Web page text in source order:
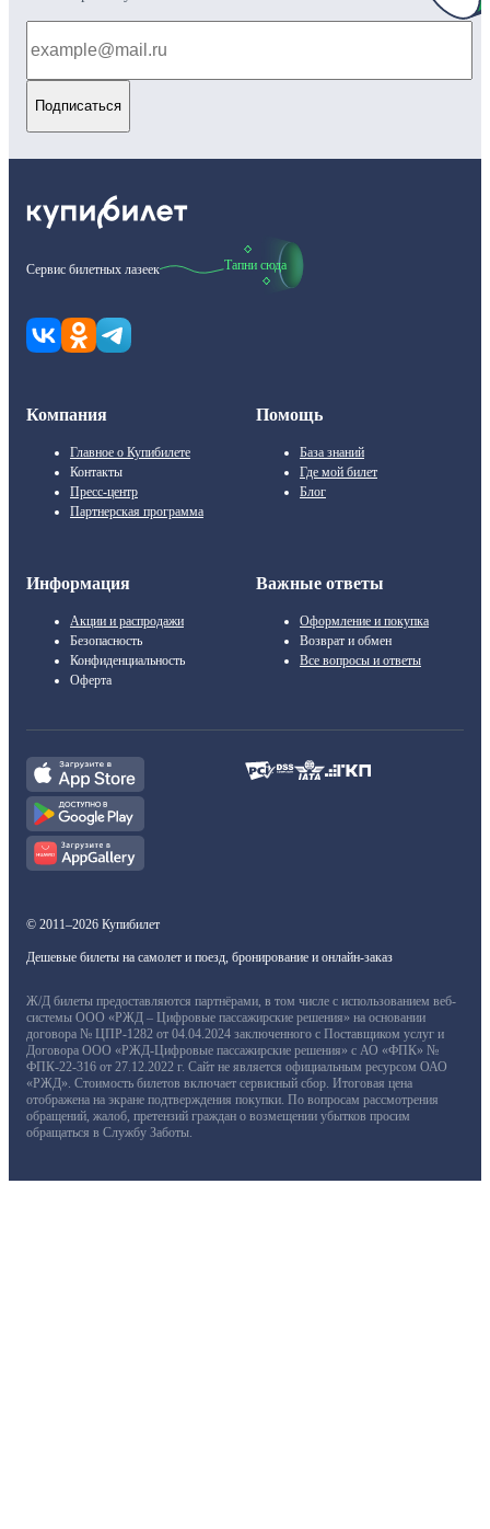
Подписаться
Сервис билетных лазеек Тапни сюда
Компания
Главное о Купибилете
Контакты
Пресс-центр
Партнерская программа
Помощь
База знаний
Где мой билет
Блог
Информация
Акции и распродажи
Безопасность
Конфиденциальность
Оферта
Важные ответы
Оформление и покупка
Возврат и обмен
Все вопросы и ответы
© 2011–2026 Купибилет
Дешевые билеты на самолет и поезд, бронирование и онлайн-заказ
Ж/Д билеты предоставляются партнёрами, в том числе с использованием веб-
системы ООО «РЖД – Цифровые пассажирские решения» на основании
договора № ЦПР-1282 от 04.04.2024 заключенного с Поставщиком услуг и
Договора ООО «РЖД-Цифровые пассажирские решения» с АО «ФПК» №
ФПК-22-316 от 27.12.2022 г. Сайт не является официальным ресурсом ОАО
«РЖД». Стоимость билетов включает сервисный сбор. Итоговая цена
отображена на экране подтверждения покупки. По вопросам рассмотрения
обращений, жалоб, претензий граждан о возмещении убытков просим
обращаться в Службу Заботы.